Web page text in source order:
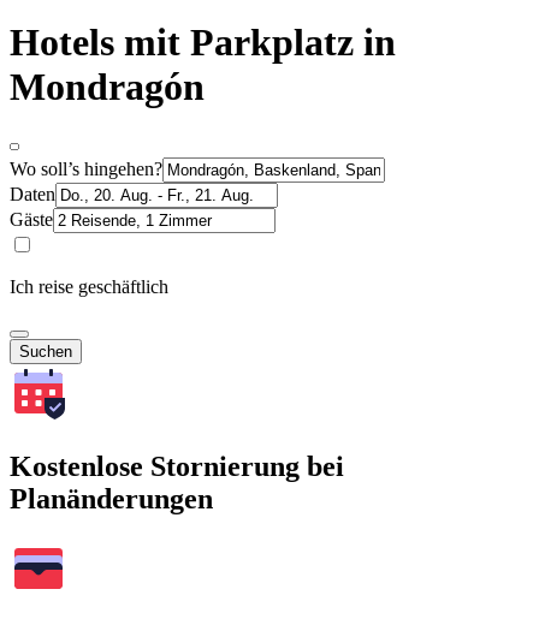
Hotels mit Parkplatz in
Mondragón
Wo soll’s hingehen?
Daten
Gäste
Ich reise geschäftlich
Suchen
Kostenlose Stornierung bei
Planänderungen